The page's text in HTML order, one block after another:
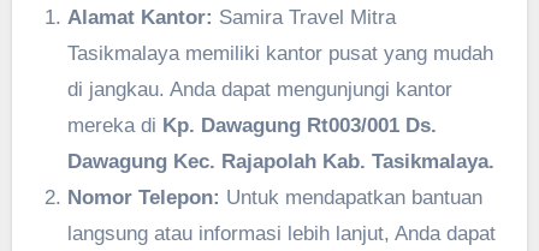
Alamat Kantor: Samira Travel Mitra
Tasikmalaya memiliki kantor pusat yang mudah
di jangkau. Anda dapat mengunjungi kantor
mereka di Kp. Dawagung Rt003/001 Ds.
Dawagung Kec. Rajapolah Kab. Tasikmalaya.
Nomor Telepon: Untuk mendapatkan bantuan
langsung atau informasi lebih lanjut, Anda dapat